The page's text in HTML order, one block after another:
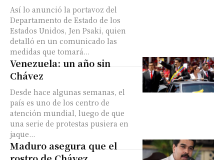
Así lo anunció la portavoz del
Departamento de Estado de los
Estados Unidos, Jen Psaki, quien
detalló en un comunicado las
medidas que tomará...
Venezuela: un año sin
Chávez
Desde hace algunas semanas, el
país es uno de los centro de
atención mundial, luego de que
una serie de protestas pusiera en
jaque...
Maduro asegura que el